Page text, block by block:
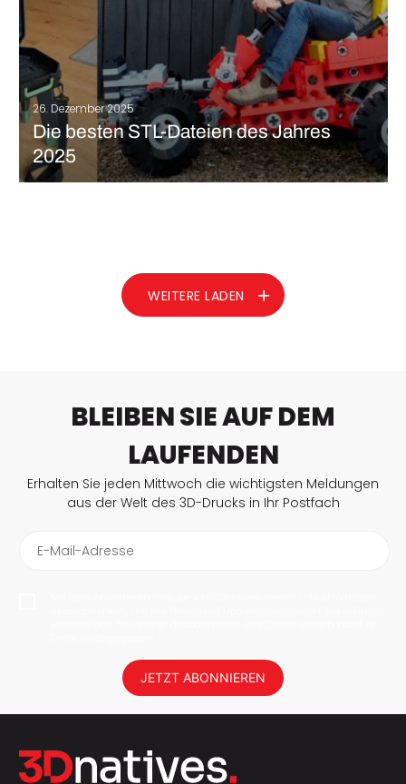
26. Dezember 2025
Die besten STL-Dateien des Jahres
2025
WEITERE LADEN
BLEIBEN SIE AUF DEM
LAUFENDEN
Erhalten Sie jeden Mittwoch die wichtigsten Meldungen
aus der Welt des 3D-Drucks in Ihr Postfach
E-Mail-Adresse
JETZT ABONNIEREN